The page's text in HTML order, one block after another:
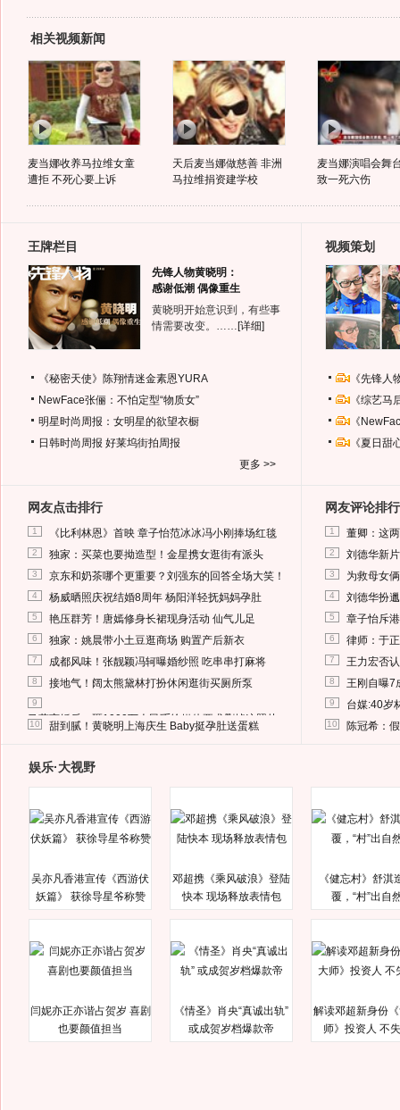
相关视频新闻
麦当娜收养马拉维女童
遭拒 不死心要上诉
天后麦当娜做慈善 非洲
马拉维捐资建学校
麦当娜演唱会舞
致一死六伤
王牌栏目
先锋人物黄晓明：
感谢低潮 偶像重生
黄晓明开始意识到，有些事
情需要改变。…… [详细]
《秘密天使》陈翔情迷金素恩YURA
NewFace张俪：不怕定型“物质女”
明星时尚周报：女明星的欲望衣橱
日韩时尚周报 好莱坞街拍周报
更多 >>
视频策划
《先锋
《综艺
《
《夏日
网友点击排行
1 《比利林恩》首映 章子怡范冰冰冯小刚捧场红毯
2 独家：买菜也要拗造型！金星携女逛街有派头
3 京东和奶茶哪个更重要？刘强东的回答全场大笑！
4 杨威晒照庆祝结婚8周年 杨阳洋轻抚妈妈孕肚
5 艳压群芳！唐嫣修身长裙现身活动 仙气儿足
6 独家：姚晨带小土豆逛商场 购置产后新衣
7 成都风味！张靓颖冯轲曝婚纱照 吃串串打麻将
8 接地气！阔太熊黛林打扮休闲逛街买厕所泵
9
马蓉离婚后，砸1000万人民币给媒体要求删掉这照片
10 甜到腻！黄晓明上海庆生 Baby挺孕肚送蛋糕
网友评论排行
1 董卿：这
2 刘德华新
3 为救母女
4 刘德华扮
5 章子怡斥
6 律师：于
7 王力宏否
8 王刚自曝7
9 台媒:40岁
10 陈冠希：
娱乐·大视野
吴亦凡香港宣传《西游伏
妖篇》 获徐导星爷称赞
邓超携《乘风破浪》登陆
快本 现场释放表情包
《健忘村》舒淇
覆，“村”出自
闫妮亦正亦谐占贺岁 喜剧
也要颜值担当
《情圣》肖央“真诚出轨”
或成贺岁档爆款帝
解读邓超新身份
师》投资人 不